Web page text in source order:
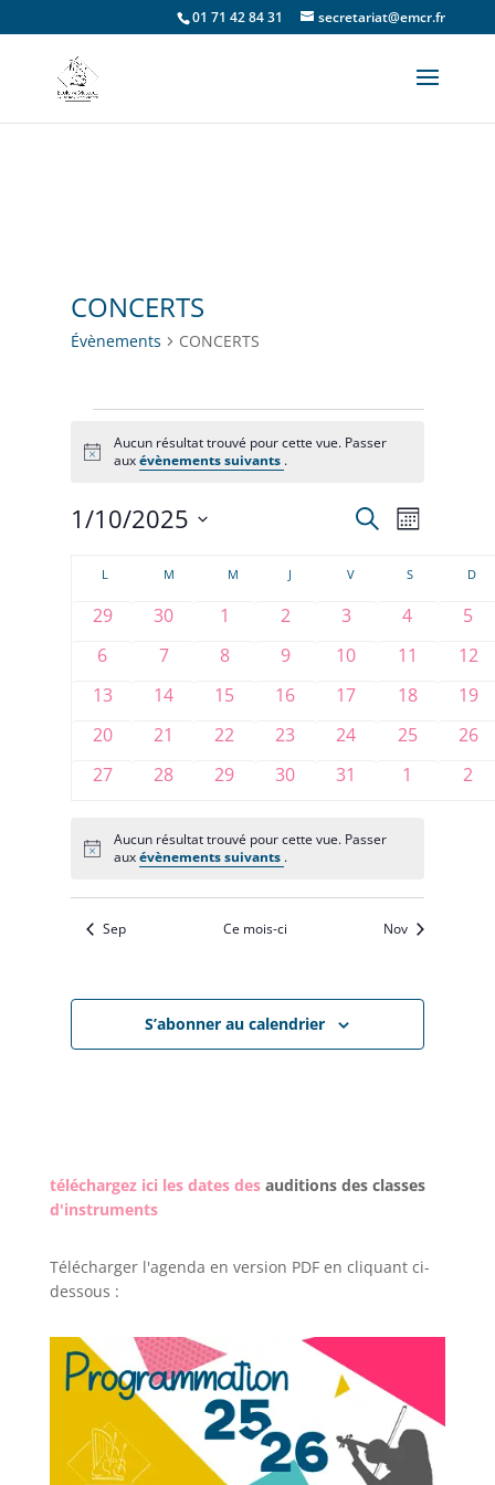
01 71 42 84 31 secretariat@emcr.fr
CONCERTS
Évènements CONCERTS
Évènements
Notice
Aucun résultat trouvé pour cette vue. Passer
auxévènements suivants .
Recherche
et
navigation
de
vues
Recherche
Mois
1/10/2025
Calendrier
de
Évènements
L M M MERCREDIJ VVENDREDI
S D
0
29
0
30
0
1
0
2
0
3
0
4
0
5
0
6
0
7
0
8
0
9
0
10
0
11
0
12
0
13
0
14
0
15
0
16
0
17
0
18
0
19
0
20
0
21
0
22
0
23
0
24
0
25
0
26
0
27
0
28
0
29
0
30
0
31
0
1
0
2
Notice
Aucun résultat trouvé pour cette vue. Passer
auxévènements suivants .
Sep Ce mois-ci Nov
S’abonner au calendrier
téléchargez ici les dates des auditions des classes
d'instruments
Télécharger l'agenda en version PDF en cliquant ci-
dessous :